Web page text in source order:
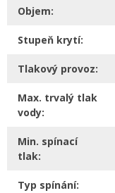
Objem:
Stupeň krytí:
Tlakový provoz:
Max. trvalý tlak
vody:
Min. spínací
tlak:
Typ spínání: